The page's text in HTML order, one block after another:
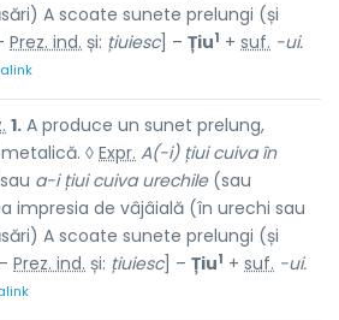
A scoate sunete prelungi (și
Prez. ind. și: țiuiesc] – Țiu1 + suf. -ui.
1. A produce un sunet prelung,
◊Expr. A(-i) țiui cuiva în
a-i țiui cuiva urechile(sau
impresia de vâjâială (în urechi sau
A scoate sunete prelungi (și
– Prez. ind. și: țiuiesc] – Țiu1 + suf. -ui.